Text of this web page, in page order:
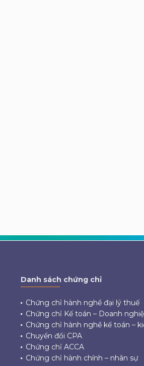
Danh sách chứng chỉ
Chứng chỉ hành nghề đại lý thuế
Chứng chỉ Kế toán – Doanh
Chứng chỉ hành nghề kế toán –
Chuyển đổi CPA
Chứng chỉ ACCA
Chứng chỉ hành chính – nhân sự